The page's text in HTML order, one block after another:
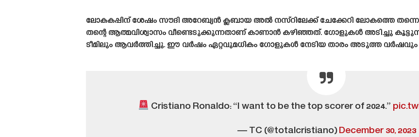
ലോകകപ്പിന് ശേഷം സൗദി അറേബ്യൻ ക്ലബായ അൽ നസ്റിലേക്ക് ചേക്കേറി ലോകത്തെ
തന്റെ ആത്മവിശ്വാസം വീണ്ടെടുക്കുന്നതാണ് കാണാൻ കഴിഞ്ഞത്. ഗോളുകൾ അടിച്ചു
ടീമിലും ആവർത്തിച്ചു. ഈ വർഷം ഏറ്റവുമധികം ഗോളുകൾ നേടിയ താരം അടുത്ത
Cristiano Ronaldo: “I want to be the top scorer of 2024.”
— TC (@totalcristiano)December 30, 2023